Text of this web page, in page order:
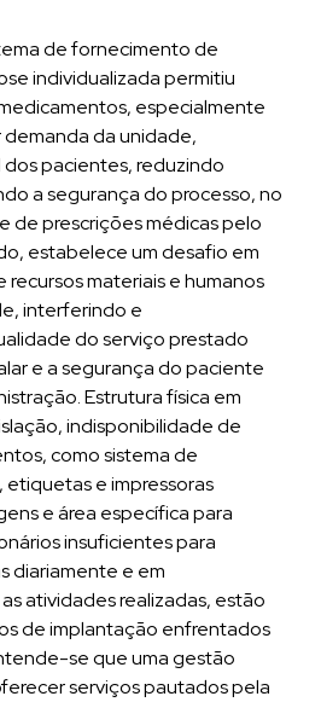
de fornecimento de
individualizada permitiu
especialmente
demanda da unidade,
pacientes, reduzindo
a segurança do processo, no
de prescrições médicas pelo
estabelece um desafio em
recursos materiais e humanos
interferindo e
do serviço prestado
e a segurança do paciente
Estrutura física em
indisponibilidade de
como sistema de
e impressoras
e área específica para
insuficientes para
diariamente e em
atividades realizadas, estão
de implantação enfrentados
se que uma gestão
serviços pautados pela